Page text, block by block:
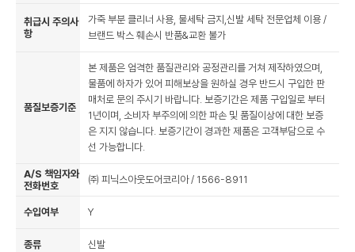
취급시 주의사
항
가죽 부분 클리너 사용, 물세탁 금지,신발 세탁 전문업체 이용 /
브랜드 박스 훼손시 반품&교환 불가
품질보증기준
본 제품은 엄격한 품질관리와 공정관리를 거쳐 제작하였으며,
물품에 하자가 있어 피해보상을 원하실 경우 반드시 구입한 판
매처로 문의 주시기 바랍니다. 보증기간은 제품 구입일로 부터
1년이며, 소비자 부주의에 의한 파손 및 품질이상에 대한 보증
은 지지 않습니다. 보증기간이 경과한 제품은 고객부담으로 수
선 가능합니다.
A/S 책임자와
전화번호
㈜ 피닉스아웃도어코리아 / 1566-8911
수입여부 Y
종류 신발